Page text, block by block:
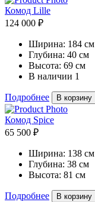
Комод Lille
124 000 ₽
Ширина: 184 см
Глубина: 40 см
Высота: 69 см
В наличии 1
Подробнее В корзину
Комод Spice
65 500 ₽
Ширина: 138 см
Глубина: 38 см
Высота: 81 см
Подробнее В корзину